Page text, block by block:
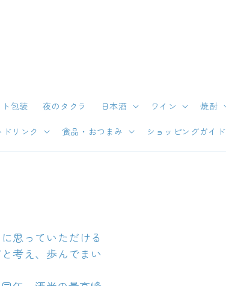
包装 夜のタクラ 日本酒 ワイン 焼酎
リンク 食品・おつまみ ショッピングガイド
思っていただける
考え、歩んでまい